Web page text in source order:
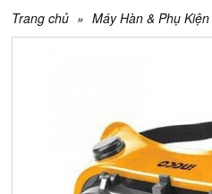
Trang chủ » Máy Hàn & Phụ Kiện